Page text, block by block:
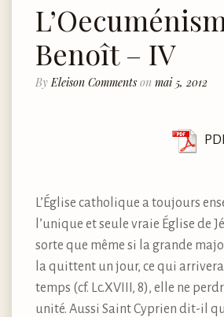
Benoît – IV
By Eleison Comments on mai 5, 2012
L’Église catholique a toujours
l’unique et seule vraie Église de
sorte que même si la grande
la quittent un jour, ce qui
temps (cf. Lc.XVIII, 8), elle ne
unité. Aussi Saint Cyprien dit-il